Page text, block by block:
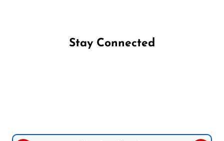
Stay Connected